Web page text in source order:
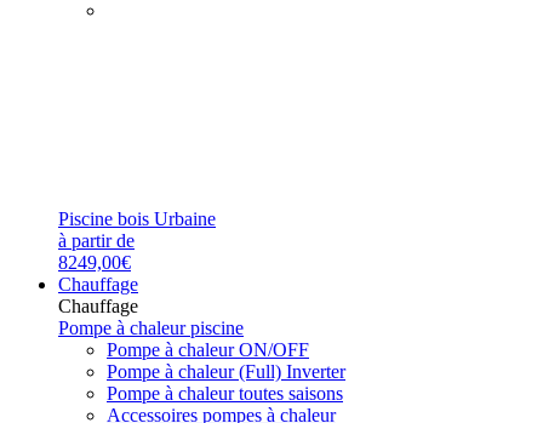
Piscine bois Urbaine
à partir de
8249,00€
Chauffage
Chauffage
Pompe à chaleur piscine
Pompe à chaleur ON/OFF
Pompe à chaleur (Full) Inverter
Pompe à chaleur toutes saisons
Accessoires pompes à chaleur